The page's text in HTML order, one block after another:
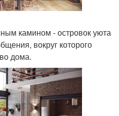
камином - островок уюта
вокруг которого
дома.